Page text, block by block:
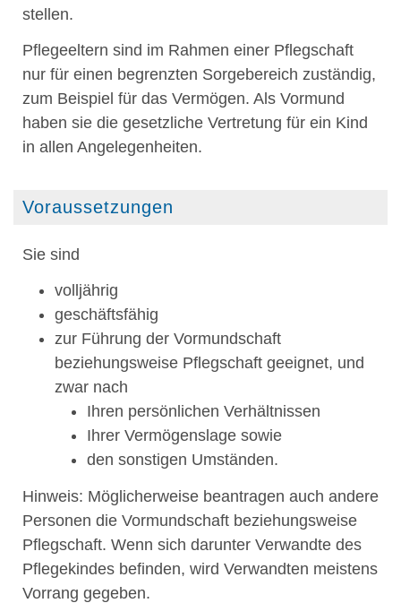
stellen.
Pflegeeltern sind im Rahmen einer Pflegschaft
nur für einen begrenzten Sorgebereich zuständig,
zum Beispiel für das Vermögen. Als Vormund
haben sie die gesetzliche Vertretung für ein Kind
in allen Angelegenheiten.
Voraussetzungen
Sie sind
volljährig
geschäftsfähig
zur Führung der Vormundschaft
beziehungsweise Pflegschaft geeignet, und
zwar nach
Ihren persönlichen Verhältnissen
Ihrer Vermögenslage sowie
den sonstigen Umständen.
Hinweis: Möglicherweise beantragen auch andere
Personen die Vormundschaft beziehungsweise
Pflegschaft. Wenn sich darunter Verwandte des
Pflegekindes befinden, wird Verwandten meistens
Vorrang gegeben.